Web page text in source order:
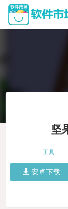
坚
工具
安卓下载